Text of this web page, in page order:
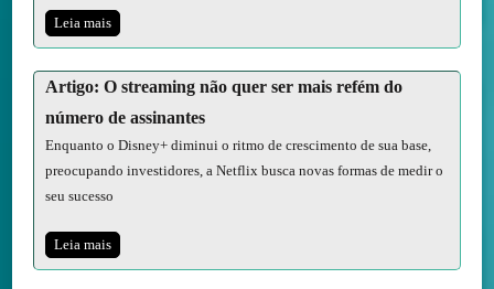
Leia mais
Artigo: O streaming não quer ser mais refém do
número de assinantes
Enquanto o Disney+ diminui o ritmo de crescimento de sua base,
preocupando investidores, a Netflix busca novas formas de medir o
seu sucesso
Leia mais